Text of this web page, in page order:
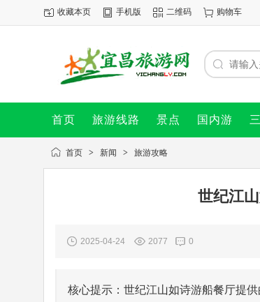
收藏本页 手机版 二维码 购物车
首页 旅游线路 景点 国内游
首页 > 新闻 > 旅游攻略
世纪江
2025-04-24 2077 0
核心提示：世纪江山如诗游船餐厅提供